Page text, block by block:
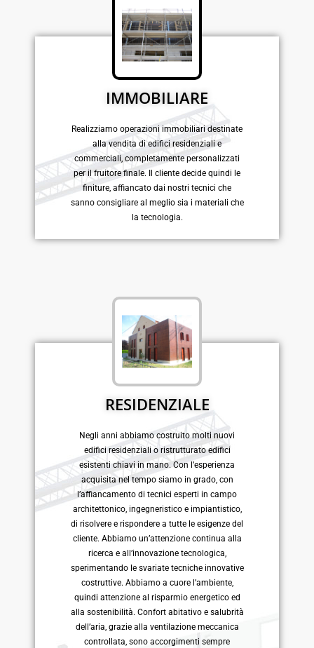
IMMOBILIARE
Realizziamo operazioni immobiliari destinate
alla vendita di edifici residenziali e
commerciali, completamente personalizzati
per il fruitore finale. Il cliente decide quindi le
finiture, affiancato dai nostri tecnici che
sanno consigliare al meglio sia i materiali che
la tecnologia.
RESIDENZIALE
Negli anni abbiamo costruito molti nuovi
edifici residenziali o ristrutturato edifici
esistenti chiavi in mano. Con l’esperienza
acquisita nel tempo siamo in grado, con
l’affiancamento di tecnici esperti in campo
architettonico, ingegneristico e impiantistico,
di risolvere e rispondere a tutte le esigenze del
cliente. Abbiamo un’attenzione continua alla
ricerca e all’innovazione tecnologica,
sperimentando le svariate tecniche innovative
costruttive. Abbiamo a cuore l’ambiente,
quindi attenzione al risparmio energetico ed
alla sostenibilità. Confort abitativo e salubrità
dell’aria, grazie alla ventilazione meccanica
controllata, sono accorgimenti sempre